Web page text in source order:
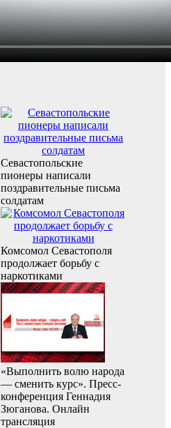
Севастопольские
пионеры написали
поздравительные письма
солдатам
Комсомол Севастополя
продолжает борьбу с
наркотиками
«Выполнить волю народа
— сменить курс». Пресс-
конференция Геннадия
Зюганова. Онлайн
трансляция